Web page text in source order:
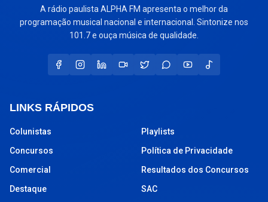
A rádio paulista ALPHA FM apresenta o melhor da
programação musical nacional e internacional. Sintonize nos
101.7 e ouça música de qualidade.
LINKS RÁPIDOS
Colunistas
Concursos
Comercial
Destaque
Playlists
Política de Privacidade
Resultados dos Concursos
SAC